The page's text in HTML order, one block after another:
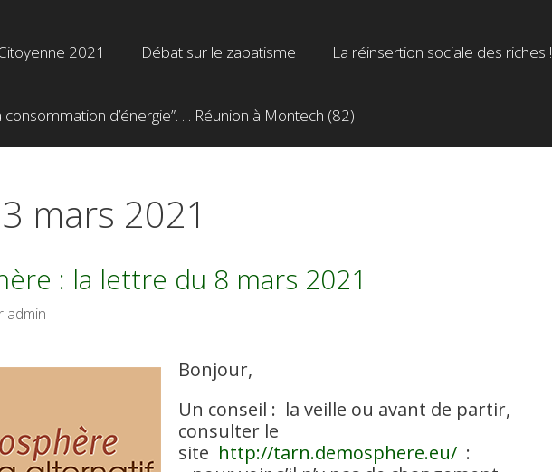
2021 Débat sur le zapatisme La réinsertion sociale des riches !
consommation d’énergie”. . . Réunion à Montech (82)
mars 2021
: la lettre du 8 mars 2021
admin
Bonjour,
Un conseil : la veille ou avant de partir,
consulter le
site http://tarn.demosphere.eu/ :